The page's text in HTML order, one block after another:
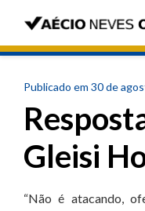
Publicado em 30 de
Gleisi
“Não é atacando,